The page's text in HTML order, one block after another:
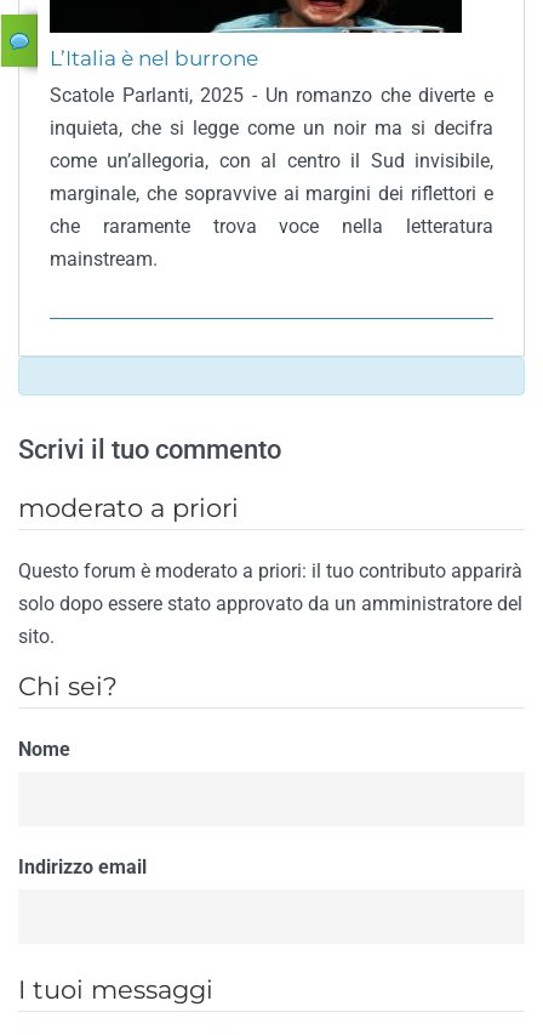
L’Italia è nel burrone
Scatole Parlanti, 2025 - Un romanzo che diverte e
inquieta, che si legge come un noir ma si decifra
come un’allegoria, con al centro il Sud invisibile,
marginale, che sopravvive ai margini dei riflettori e
che raramente trova voce nella letteratura
mainstream.
Scrivi il tuo commento
moderato a priori
Questo forum è moderato a priori: il tuo contributo apparirà
solo dopo essere stato approvato da un amministratore del
sito.
Chi sei?
Nome
Indirizzo email
I tuoi messaggi